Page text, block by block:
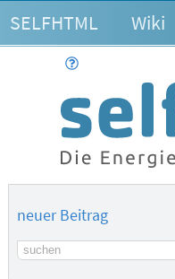
SELFHTML Wiki
neuer Beitrag
Suchbegriff